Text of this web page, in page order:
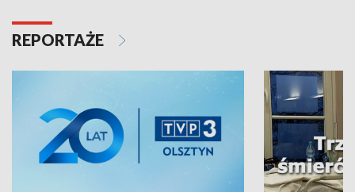
REPORTAŻE